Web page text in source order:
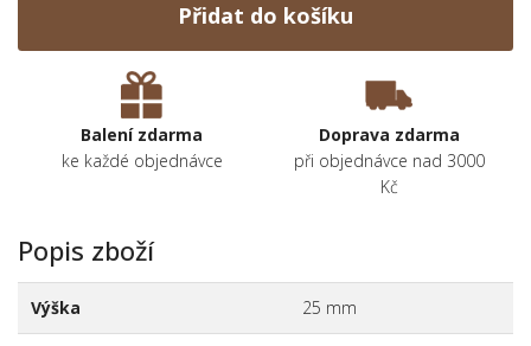
Přidat do košíku
Balení zdarma
ke každé objednávce
Doprava zdarma
při objednávce nad 3000
Kč
Popis zboží
Výška 25 mm